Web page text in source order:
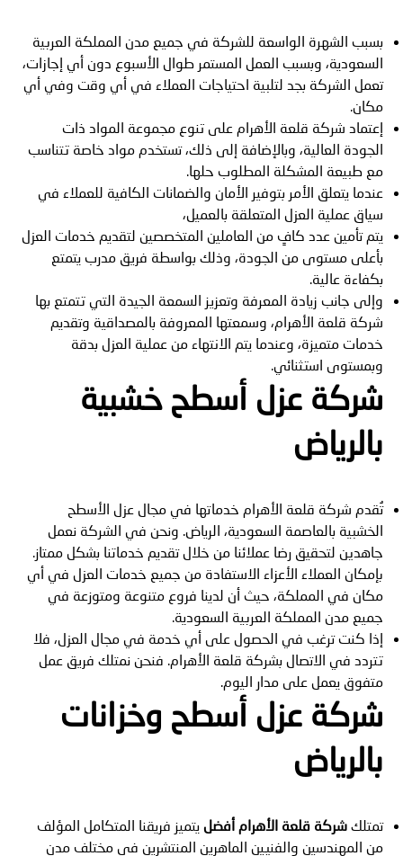
بسبب الشهرة الواسعة للشركة في جميع مدن المملكة العربية
السعودية، وبسبب العمل المستمر طوال الأسبوع دون أي إجازات،
تعمل الشركة بجد لتلبية احتياجات العملاء في أي وقت وفي أي
مكان.
إعتماد شركة قلعة الأهرام على تنوع مجموعة المواد ذات
الجودة العالية، وبالإضافة إلى ذلك، تستخدم مواد خاصة تتناسب
مع طبيعة المشكلة المطلوب حلها.
عندما يتعلق الأمر بتوفير الأمان والضمانات الكافية للعملاء في
سياق عملية العزل المتعلقة بالعميل،
يتم تأمين عدد كافٍ من العاملين المتخصصين لتقديم خدمات العزل
بأعلى مستوى من الجودة، وذلك بواسطة فريق مدرب يتمتع
بكفاءة عالية.
وإلى جانب زيادة المعرفة وتعزيز السمعة الجيدة التي تتمتع بها
شركة قلعة الأهرام، وسمعتها المعروفة بالمصداقية وتقديم
خدمات متميزة، وعندما يتم الانتهاء من عملية العزل بدقة
وبمستوى استثنائي.
شركة عزل أسطح خشبية
بالرياض
تُقدم شركة قلعة الأهرام خدماتها في مجال عزل الأسطح
الخشبية بالعاصمة السعودية، الرياض. ونحن في الشركة نعمل
جاهدين لتحقيق رضا عملائنا من خلال تقديم خدماتنا بشكل ممتاز.
بإمكان العملاء الأعزاء الاستفادة من جميع خدمات العزل في أي
مكان في المملكة، حيث أن لدينا فروع متنوعة ومتوزعة في
جميع مدن المملكة العربية السعودية.
إذا كنت ترغب في الحصول على أي خدمة في مجال العزل، فلا
تتردد في الاتصال بشركة قلعة الأهرام. فنحن نمتلك فريق عمل
متفوق يعمل على مدار اليوم.
شركة عزل أسطح وخزانات
بالرياض
تمتلكشركة قلعة الأهرامأفضليتميز فريقنا المتكامل المؤلف
من المهندسين والفنيين الماهرين المنتشرين في مختلف مدن